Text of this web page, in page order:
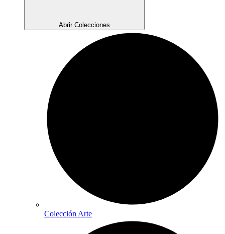
Abrir Colecciones
Colección Arte